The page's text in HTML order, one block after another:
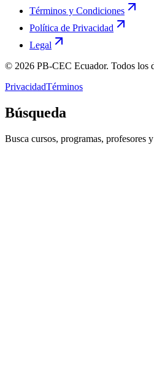
Términos y Condiciones
Política de Privacidad
Legal
© 2026 PB-CEC Ecuador. Todos los
PrivacidadTérminos
Búsqueda
Busca cursos, programas, profesores